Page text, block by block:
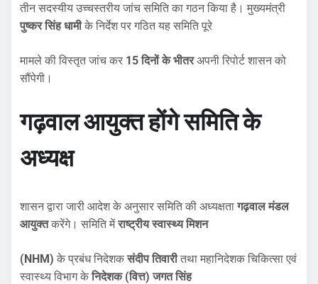
तीन सदस्यीय उच्चस्तरीय जांच समिति का गठन किया है। मुख्यमंत्री
पुष्कर सिंह धामीके निर्देश पर गठित यह समिति पूरे
मामले की विस्तृत जांच कर 15 दिनों के भीतरअपनी रिपोर्ट शासन को
सौंपेगी।
गढ़वाल आयुक्त होंगे समिति के
अध्यक्ष
शासन द्वारा जारी आदेश के अनुसार समिति की अध्यक्षतागढ़वाल मंडल
आयुक्तकरेंगे। समिति मेंराष्ट्रीय स्वास्थ्य मिशन
(NHM) के प्रबंध निदेशकसंदीप तिवारीतथा महानिदेशक चिकित्सा एवं
स्वास्थ्य विभाग केनिदेशक (वित्त) जगत सिंह